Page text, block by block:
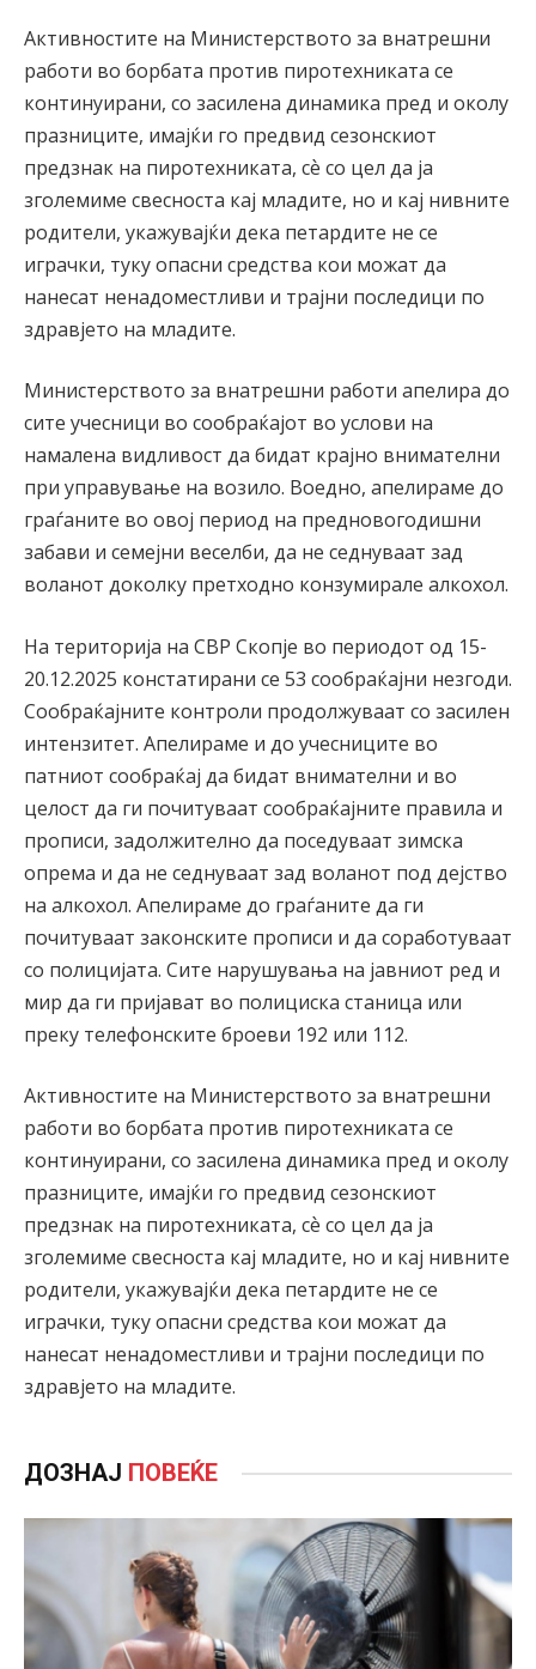
Aктивностите на Министерството за внатрешни
работи во борбата против пиротехниката се
континуирани, со засилена динамика пред и околу
празниците, имајќи го предвид сезонскиот
предзнак на пиротехниката, сѐ со цел да ја
зголемиме свесноста кај младите, но и кај нивните
родители, укажувајќи дека петардите не се
играчки, туку опасни средства кои можат да
нанесат ненадоместливи и трајни последици по
здравјето на младите.
Министерството за внатрешни работи апелира до
сите учесници во сообраќајот во услови на
намалена видливост да бидат крајно внимателни
при управување на возило. Воедно, апелираме до
граѓаните во овој период на предновогодишни
забави и семејни веселби, да не седнуваат зад
воланот доколку претходно конзумирале алкохол.
На територија на СВР Скопје во периодот од 15-
20.12.2025 констатирани се 53 сообраќајни незгоди.
Сообраќајните контроли продолжуваат со засилен
интензитет. Апелираме и до учесниците во
патниот сообраќај да бидат внимателни и во
целост да ги почитуваат сообраќајните правила и
прописи, задолжително да поседуваат зимска
опрема и да не седнуваат зад воланот под дејство
на алкохол. Апелираме до граѓаните да ги
почитуваат законските прописи и да соработуваат
со полицијата. Сите нарушувања на јавниот ред и
мир да ги пријават во полициска станица или
преку телефонските броеви 192 или 112.
Aктивностите на Министерството за внатрешни
работи во борбата против пиротехниката се
континуирани, со засилена динамика пред и околу
празниците, имајќи го предвид сезонскиот
предзнак на пиротехниката, сѐ со цел да ја
зголемиме свесноста кај младите, но и кај нивните
родители, укажувајќи дека петардите не се
играчки, туку опасни средства кои можат да
нанесат ненадоместливи и трајни последици по
здравјето на младите.
ДОЗНАЈ ПОВЕЌЕ